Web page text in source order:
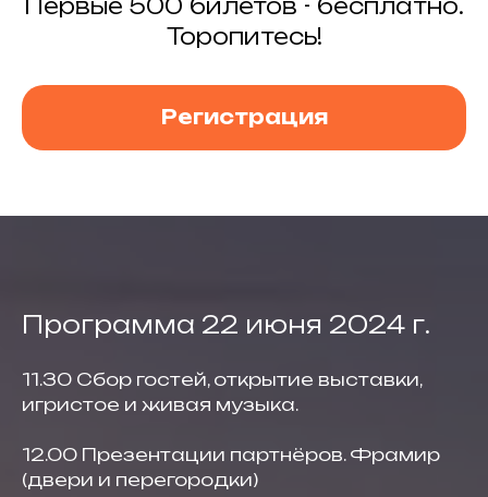
Первые 500 билетов - бесплатно.
Торопитесь!
Регистрация
Программа 22 июня 2024 г.
11.30 Сбор гостей, открытие выставки,
игристое и живая музыка.
12.00 Презентации партнёров. Фрамир
(двери и перегородки)